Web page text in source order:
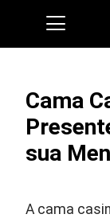
Cama
sua
A cama